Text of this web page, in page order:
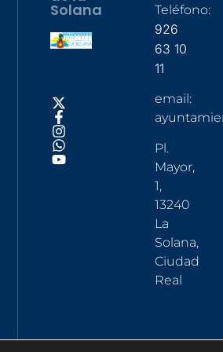
Solana Teléfono:
926
63 10
11
email:
Pl.
Mayor,
1,
13240
La
Solana,
Ciudad
Real